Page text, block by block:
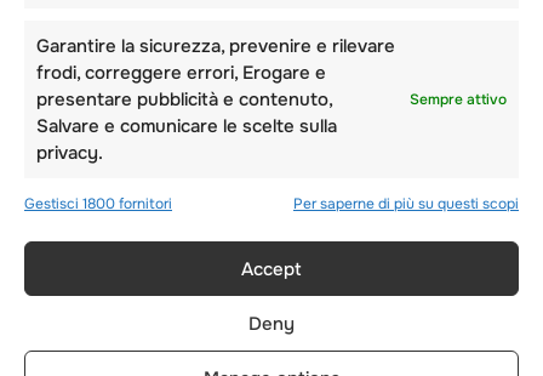
Garantire la sicurezza, prevenire e rilevare
frodi, correggere errori, Erogare e
presentare pubblicità e contenuto,
Salvare e comunicare le scelte sulla
privacy.
Sempre attivo
Gestisci 1800 fornitori Per saperne di più su questi scopi
Accept
Deny
scuola di sci, considera il livello di abilità di tuo
figlio e la capacità dell’istruttore di intervenire
in caso di emergenza.
Supponendo che tuo figlio abbia esperienza e
un resort locale. Tuo figlio è un principiante
essere più cauto e prendere in considerazione
l’idea di iscriverlo a una scuola di sci più
affermata e con istruttori certificati.